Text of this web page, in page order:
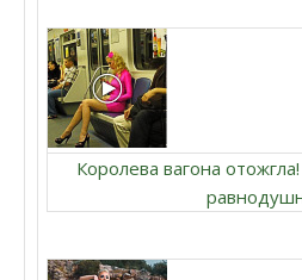
Королева вагона